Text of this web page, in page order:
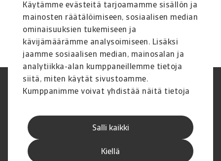
Käytämme evästeitä tarjoamamme sisällön ja
mainosten räätälöimiseen, sosiaalisen median
ominaisuuksien tukemiseen ja
kävijämäärämme analysoimiseen. Lisäksi
jaamme sosiaalisen median, mainosalan ja
analytiikka-alan kumppaneillemme tietoja
siitä, miten käytät sivustoamme.
Kumppanimme voivat yhdistää näitä tietoja
joita on kerätty, kun olet käyttänyt heidän
palvelujaan.
Salli kaikki
Kiellä
Legal Notice
Tietosuojaseloste
Toimintatila
Whistleblowing
Palautteen antaminen
Uramahdollisuudet